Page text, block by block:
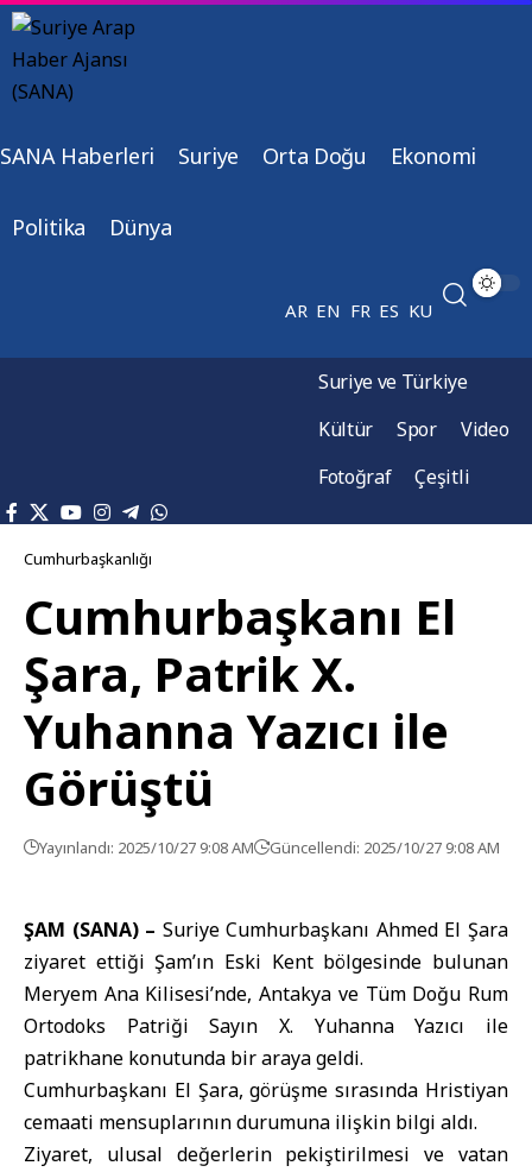
SANA Haberleri Suriye Orta Doğu Ekonomi
Politika Dünya
AR EN FR ES KU
Suriye ve Türkiye
Kültür
Spor
Video
Fotoğraf
Çeşitli
Cumhurbaşkanlığı
Cumhurbaşkanı El
Şara, Patrik X.
Yuhanna Yazıcı ile
Görüştü
Yayınlandı: 2025/10/27 9:08 AM Güncellendi: 2025/10/27 9:08 AM
ŞAM (SANA) – Suriye Cumhurbaşkanı Ahmed El Şara
ziyaret ettiği Şam’ın Eski Kent bölgesinde bulunan
Meryem Ana Kilisesi’nde, Antakya ve Tüm Doğu Rum
Ortodoks Patriği Sayın X. Yuhanna Yazıcı ile
patrikhane konutunda bir araya geldi.
Cumhurbaşkanı El Şara, görüşme sırasında Hristiyan
cemaati mensuplarının durumuna ilişkin bilgi aldı.
Ziyaret, ulusal değerlerin pekiştirilmesi ve vatan